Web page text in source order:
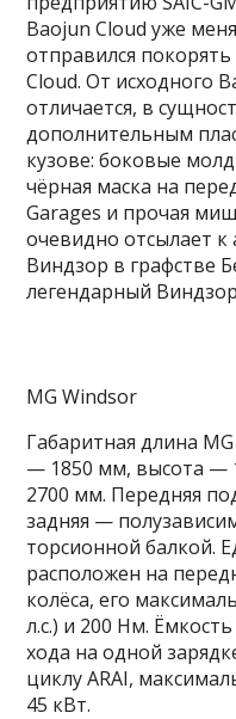
Baojun Cloud уже
отправился
Cloud. От исходного
отличается, в
дополнительным
кузове: боковые
чёрная маска на
Garages и прочая
очевидно отсылает к
Виндзор в графстве
легендарный
MG Windsor
Габаритная длина
— 1850 мм, высота —
2700 мм. Передняя
задняя —
торсионной балкой.
расположен на
колёса, его
л.с.) и 200 Нм.
хода на одной
циклу ARAI,
45 кВт.